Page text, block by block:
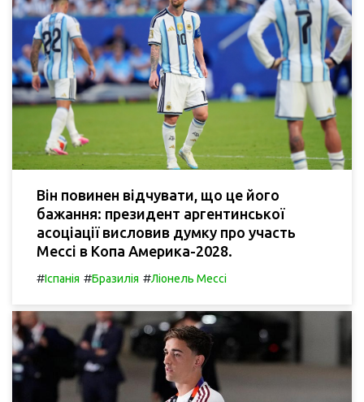
Він повинен відчувати, що це його
бажання: президент аргентинської
асоціації висловив думку про участь
Мессі в Копа Америка-2028.
#Іспанія #Бразилія #Ліонель Мессі